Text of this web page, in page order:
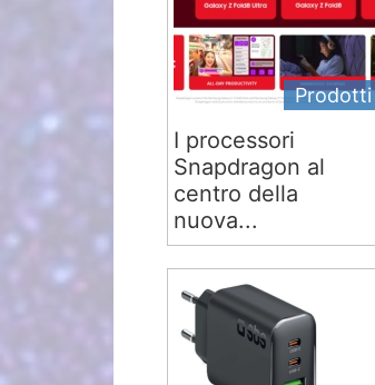
Prodotti
I processori
Snapdragon al
centro della
nuova...